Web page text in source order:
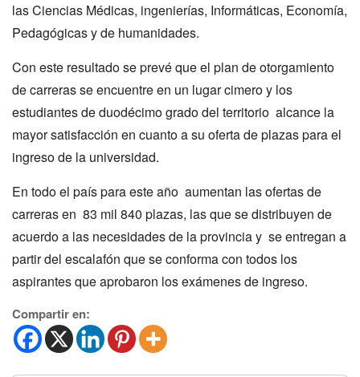
las Ciencias Médicas, ingenierías, Informáticas, Economía,
Pedagógicas y de humanidades.
Con este resultado se prevé que el plan de otorgamiento
de carreras se encuentre en un lugar cimero y los
estudiantes de duodécimo grado del territorio alcance la
mayor satisfacción en cuanto a su oferta de plazas para el
ingreso de la universidad.
En todo el país para este año aumentan las ofertas de
carreras en 83 mil 840 plazas, las que se distribuyen de
acuerdo a las necesidades de la provincia y se entregan a
partir del escalafón que se conforma con todos los
aspirantes que aprobaron los exámenes de ingreso.
Compartir en: